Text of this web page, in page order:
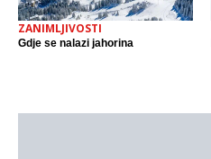
ZANIMLJIVOSTI
Gdje se nalazi jahorina